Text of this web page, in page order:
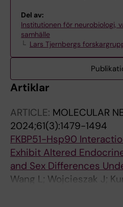
Del av:
Institutionen för neurobiologi,
samhälle
Lars Tjernbergs
Artiklar
ARTICLE: MOLECULAR
2024;61(3):1479-1494
FKBP51-Hsp90
Exhibit Altered
and Sex Differences
Wang L; Wojcieszak J;